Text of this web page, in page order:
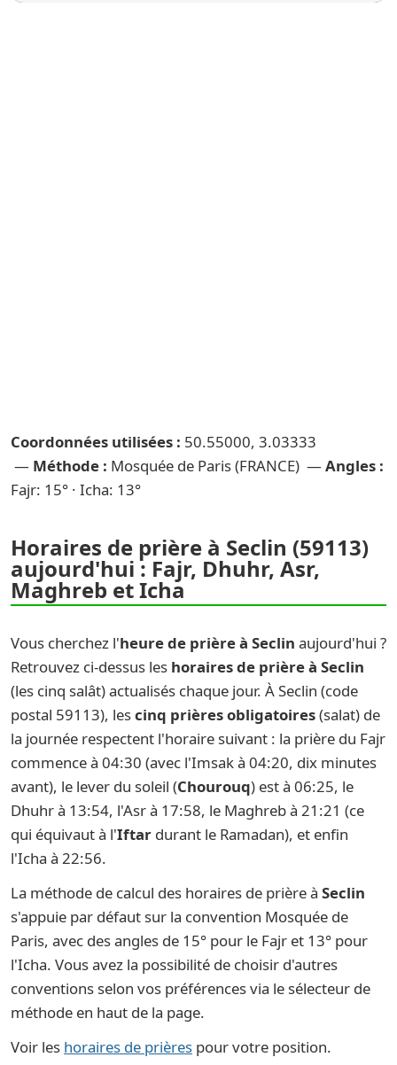
Coordonnées utilisées : 50.55000, 3.03333
— Méthode : Mosquée de Paris (FRANCE) — Angles :
Fajr: 15° · Icha: 13°
Horaires de prière à Seclin (59113)
aujourd'hui : Fajr, Dhuhr, Asr,
Maghreb et Icha
Vous cherchez l'heure de prière à Seclin aujourd'hui ?
Retrouvez ci-dessus les horaires de prière à Seclin
(les cinq salât) actualisés chaque jour. À Seclin (code
postal 59113), lescinq prières obligatoires(salat) de
la journée respectent l'horaire suivant : la prière du Fajr
commence à 04:30 (avec l'Imsak à 04:20, dix minutes
avant), le lever du soleil (Chourouq) est à 06:25, le
Dhuhr à 13:54, l'Asr à 17:58, le Maghreb à 21:21 (ce
qui équivaut à l'Iftar durant le Ramadan), et enfin
l'Icha à 22:56.
La méthode de calcul des horaires de prière à Seclin
s'appuie par défaut sur la convention Mosquée de
Paris, avec des angles de 15° pour le Fajr et 13° pour
l'Icha. Vous avez la possibilité de choisir d'autres
conventions selon vos préférences via le sélecteur de
méthode en haut de la page.
Voir les horaires de prières pour votre position.